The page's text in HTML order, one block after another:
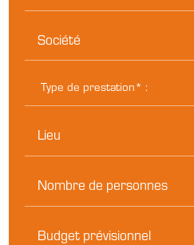
Société
Lieu
Nombre de personnes
Budget prévisionnel